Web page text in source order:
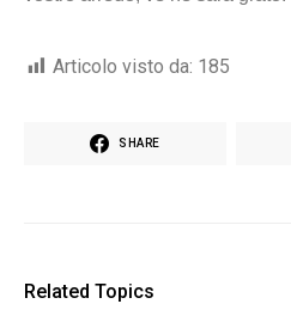
Articolo visto da: 185
SHARE
Related Topics